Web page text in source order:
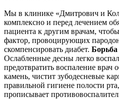
Мы в клинике «Дмитрович и
комплексно и перед лечением
пациента к другим врачам,
фактор, провоцирующих
скомпенсировать диабет. Борьба
Ослабленные десны легко
предотвратить воспаление врач
камень, чистит зубодесневые
правильной гигиене полости
прописывает